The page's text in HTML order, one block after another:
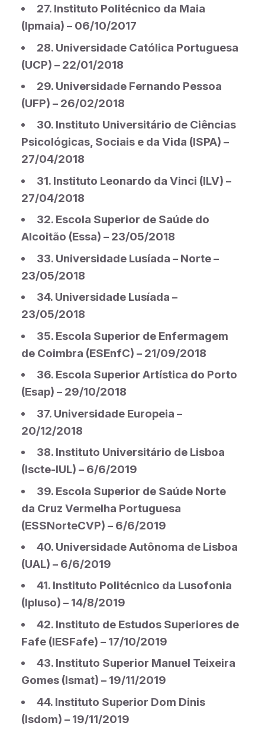
27. Instituto Politécnico da Maia
(Ipmaia) – 06/10/2017
28. Universidade Católica Portuguesa
(UCP) – 22/01/2018
29. Universidade Fernando Pessoa
(UFP) – 26/02/2018
30. Instituto Universitário de Ciências
Psicológicas, Sociais e da Vida (ISPA) –
27/04/2018
31. Instituto Leonardo da Vinci (ILV) –
27/04/2018
32. Escola Superior de Saúde do
Alcoitão (Essa) – 23/05/2018
33. Universidade Lusíada – Norte –
23/05/2018
34. Universidade Lusíada –
23/05/2018
35. Escola Superior de Enfermagem
de Coimbra (ESEnfC) – 21/09/2018
36. Escola Superior Artística do Porto
(Esap) – 29/10/2018
37. Universidade Europeia –
20/12/2018
38. Instituto Universitário de Lisboa
(Iscte-IUL) – 6/6/2019
39. Escola Superior de Saúde Norte
da Cruz Vermelha Portuguesa
(ESSNorteCVP) – 6/6/2019
40. Universidade Autônoma de Lisboa
(UAL) – 6/6/2019
41. Instituto Politécnico da Lusofonia
(Ipluso) – 14/8/2019
42. Instituto de Estudos Superiores de
Fafe (IESFafe) – 17/10/2019
43. Instituto Superior Manuel Teixeira
Gomes (Ismat) – 19/11/2019
44. Instituto Superior Dom Dinis
(Isdom) – 19/11/2019